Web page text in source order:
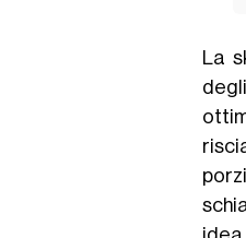
La